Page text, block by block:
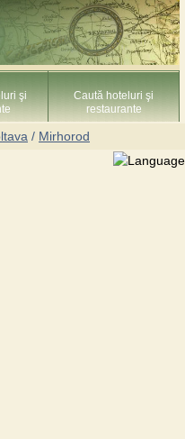
şi
Caută hoteluri şi
restaurante
/ Mirhorod